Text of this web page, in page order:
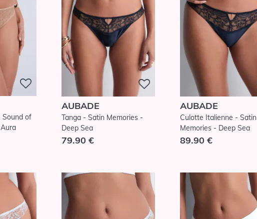
Sound of
AUBADE
Tanga - Satin Memories -
Deep Sea
79.90 €
AUBADE
Culotte Italienne - Satin
Memories - Deep Sea
89.90 €